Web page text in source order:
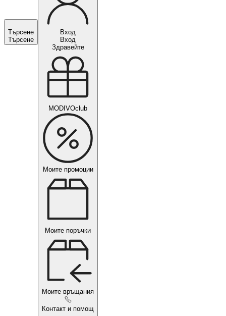
Търсене
Търсене
Вход
Вход
Здравейте
MODIVOclub
Моите промоции
Моите поръчки
Моите връщания
Контакт и помощ